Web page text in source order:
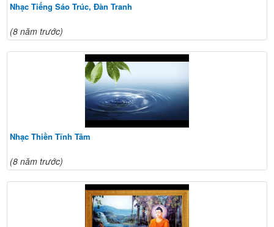
Nhạc Tiếng Sáo Trúc, Đàn Tranh
(8 năm trước)
Nhạc Thiền Tĩnh Tâm
(8 năm trước)